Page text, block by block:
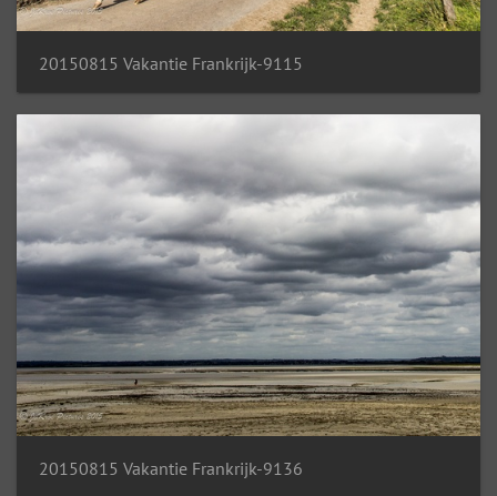
20150815 Vakantie Frankrijk-9115
20150815 Vakantie Frankrijk-9136